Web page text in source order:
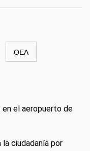
OEA
el aeropuerto de
ciudadanía por